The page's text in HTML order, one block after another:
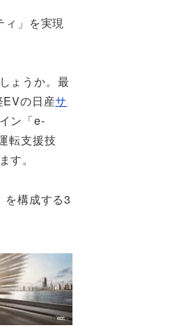
ィ」を実現
ょうか。最
EVの日産サ
ン「e-
転支援技
す。
を構成する3